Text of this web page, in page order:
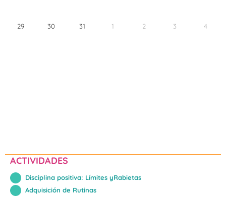
29 30 31 1 2 3 4
ACTIVIDADES
Disciplina positiva: Límites yRabietas
Adquisición de Rutinas